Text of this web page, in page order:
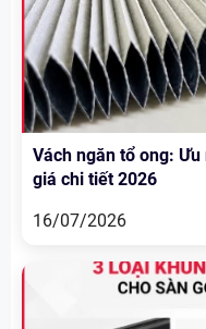
Vách ngăn tổ ong:
giá chi tiết 2026
16/07/2026